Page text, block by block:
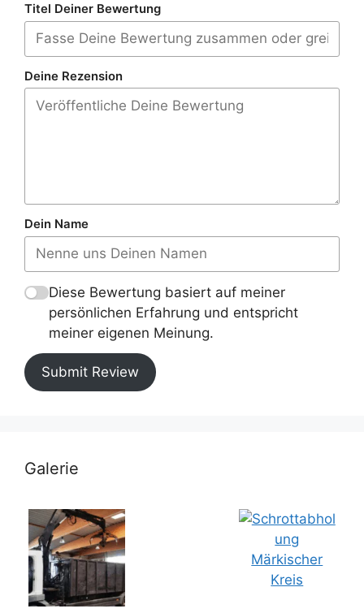
Titel Deiner Bewertung
Deine Rezension
Dein Name
Diese Bewertung basiert auf meiner
persönlichen Erfahrung und entspricht
meiner eigenen Meinung.
Submit Review
Galerie